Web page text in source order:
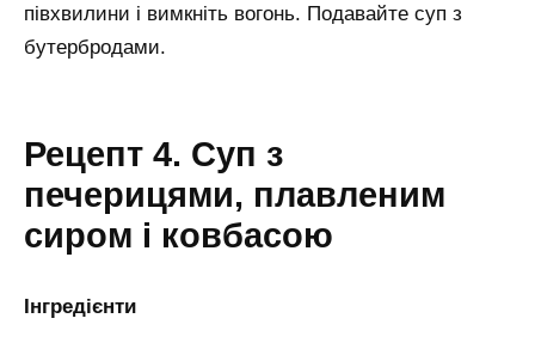
півхвилини і вимкніть вогонь. Подавайте суп з
бутербродами.
Рецепт 4. Суп з
печерицями, плавленим
сиром і ковбасою
Інгредієнти